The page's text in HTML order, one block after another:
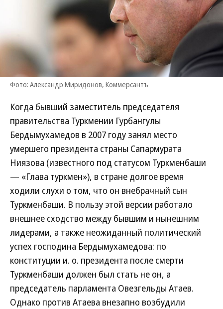
Фото: Александр Миридонов, Коммерсантъ
Когда бывший заместитель председателя
правительства Туркмении Гурбангулы
Бердымухамедов в 2007 году занял место
умершего президента страны Сапармурата
Ниязова (известного под статусом Туркменбаши
— «Глава туркмен»), в стране долгое время
ходили слухи о том, что он внебрачный сын
Туркменбаши. В пользу этой версии работало
внешнее сходство между бывшим и нынешним
лидерами, а также неожиданный политический
успех господина Бердымухамедова: по
конституции и. о. президента после смерти
Туркменбаши должен был стать не он, а
председатель парламента Овезгельды Атаев.
Однако против Атаева внезапно возбудили